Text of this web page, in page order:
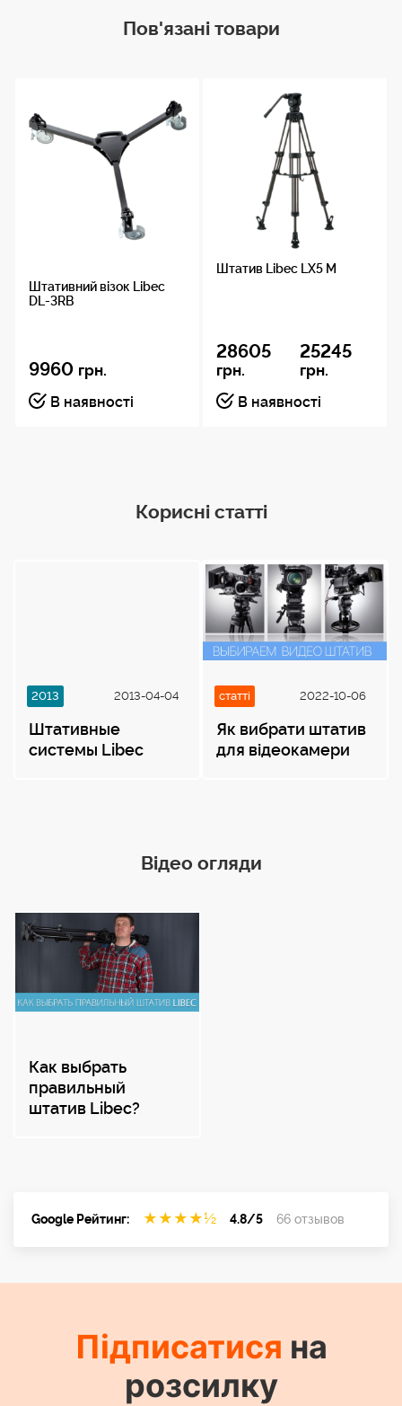
Кут
Пов'язані товари
Штативний візок Libec
DL-3RB
9960 грн.
В наявності
Штатив Libec LX5 M
28605
грн.
25245
грн.
В наявності
Корисні статті
2013 2013-04-04
Штативные
системы Libec
статті 2022-10-06
Як вибрати штатив
для відеокамери
Відео огляди
Как выбрать
правильный
штатив Libec?
Google Рейтинг: ★ ★ ★ ★½ 4.8/5 66 отзывов
Підписатися на
розсилку